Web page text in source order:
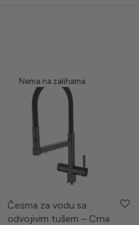
Česma za vodu sa
odvojivim tušem – Crna